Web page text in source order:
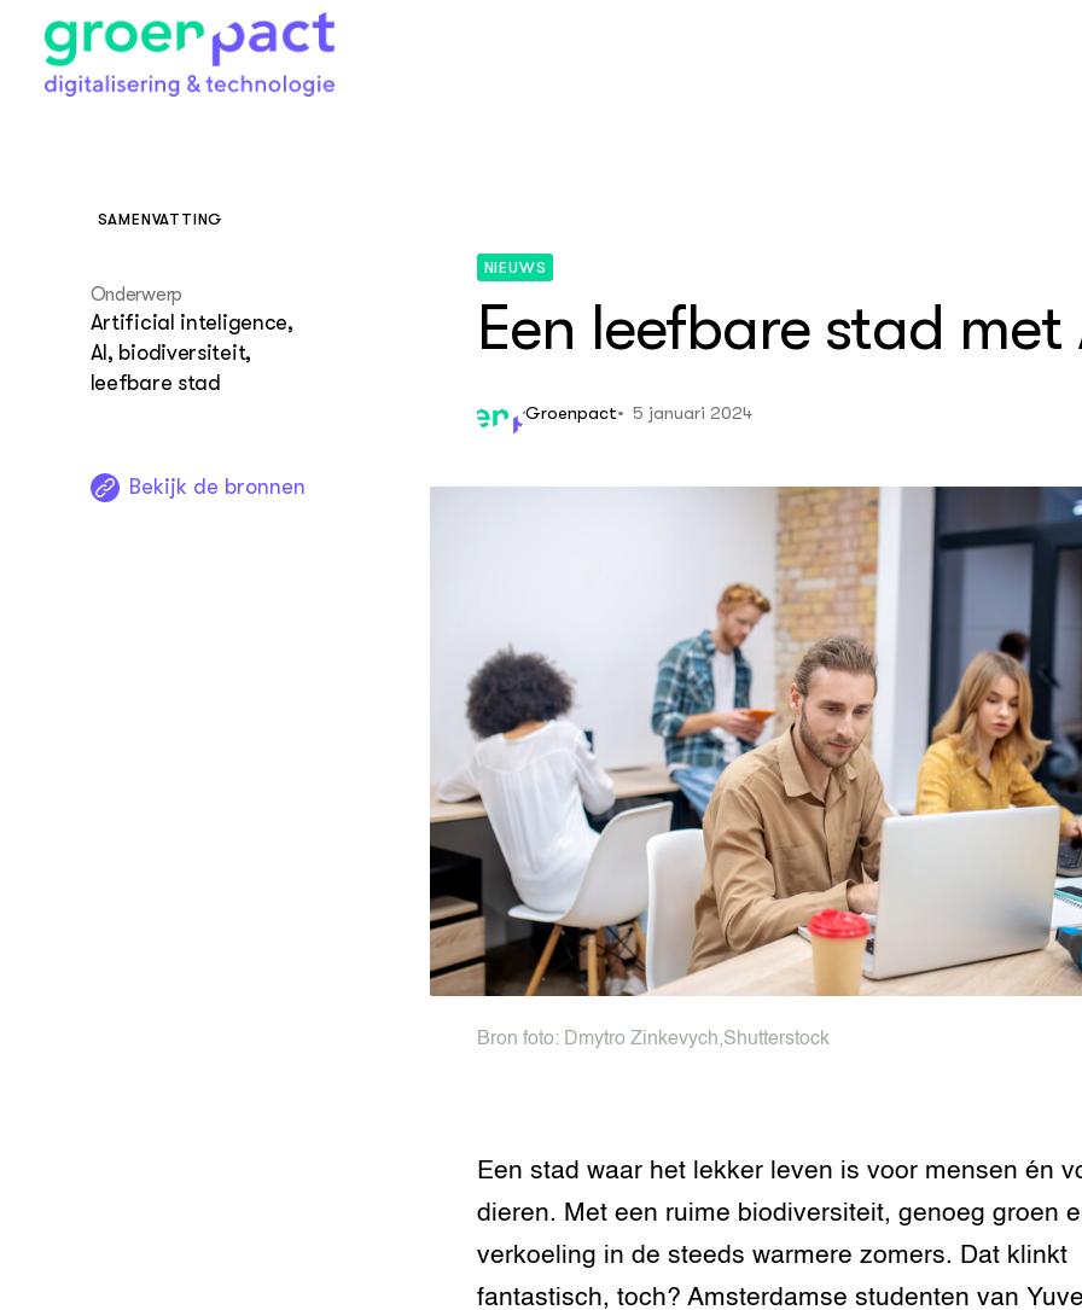
Sensortechnologie
Kunstmatige intelligentie
Faciliteiten Green Mobile Education
Centre (GMEC)
The Green Drone Academy
SAMENVATTING
Onderwerp
Artificial inteligence,
AI, biodiversiteit,
leefbare stad
Bekijk de bronnen
NIEUWS
Een leefbare stad met
Groenpact 5 januari 2024
Bron foto: Dmytro Zinkevych,Shutterstock
Een stad waar het lekker leven is voor mensen én
dieren. Met een ruime biodiversiteit, genoeg groen
verkoeling in de steeds warmere zomers. Dat klinkt
fantastisch, toch? Amsterdamse studenten van